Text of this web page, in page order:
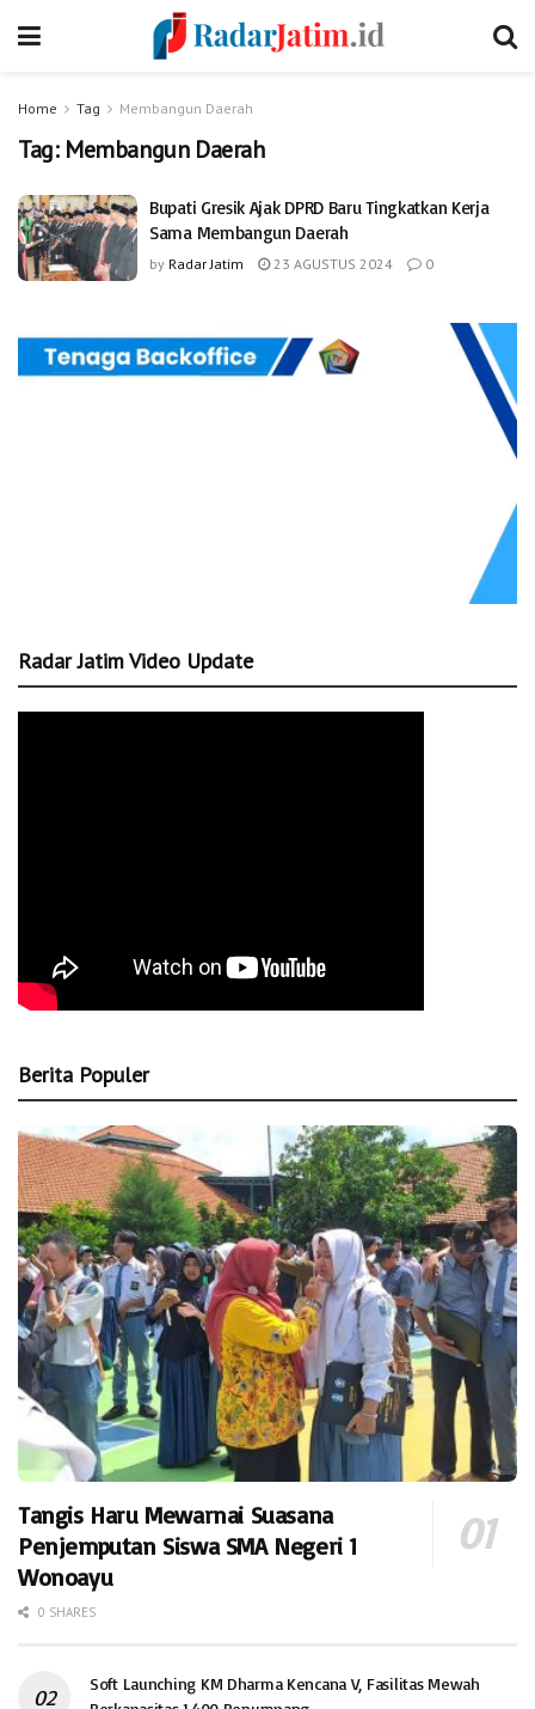
Home Tag Membangun Daerah
Tag: Membangun Daerah
Bupati Gresik Ajak DPRD Baru Tingkatkan Kerja
Sama Membangun Daerah
by Radar Jatim 23 AGUSTUS 2024 0
Radar Jatim Video Update
Berita Populer
Tangis Haru Mewarnai Suasana
Penjemputan Siswa SMA Negeri 1
Wonoayu
0 SHARES
Soft Launching KM Dharma Kencana V, Fasilitas Mewah